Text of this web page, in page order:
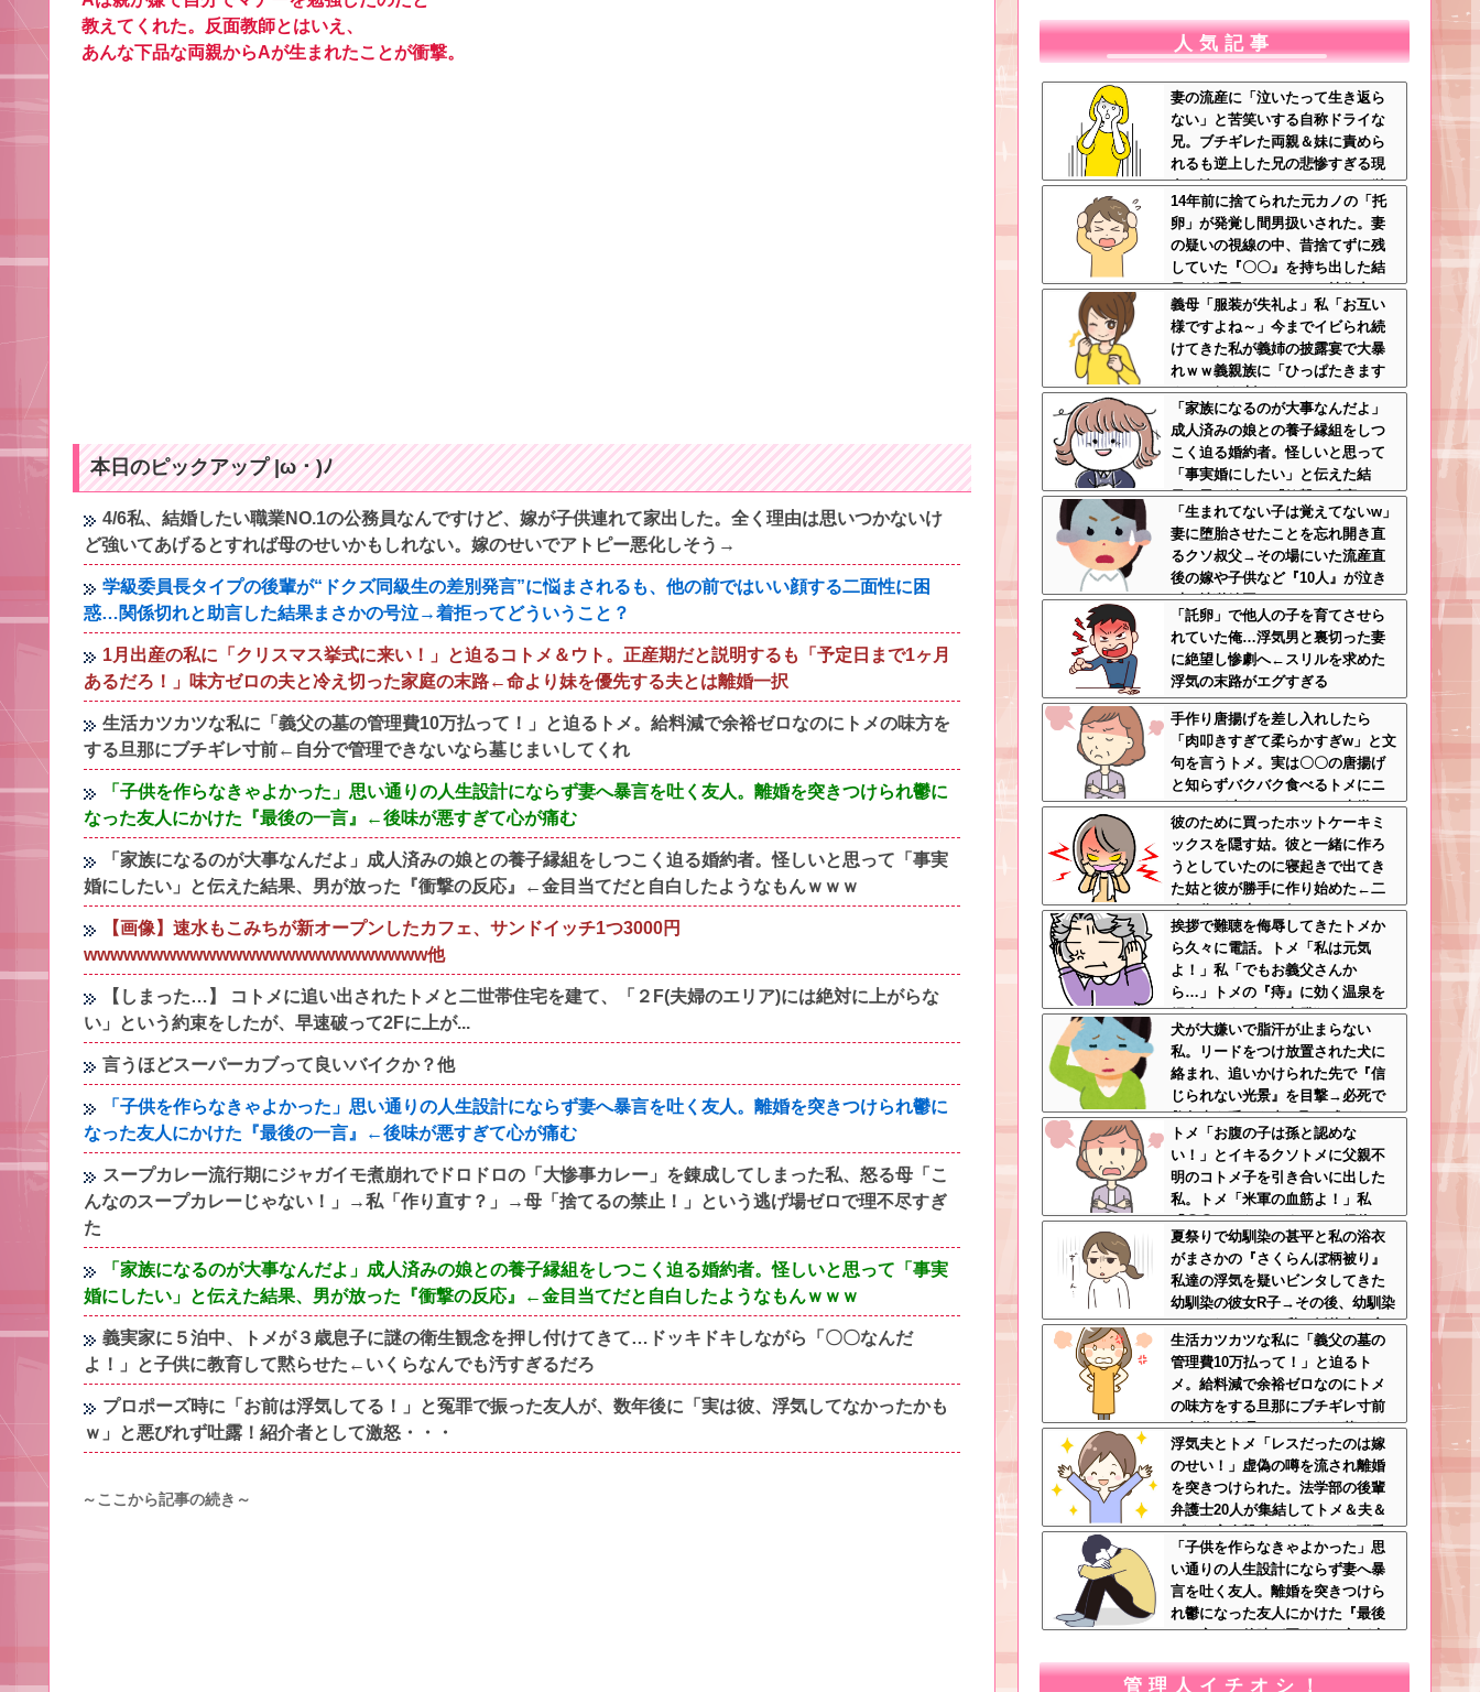
教えてくれた。反面教師とはいえ、
あんな下品な両親からAが生まれたことが衝撃。
本日のピックアップ |ω・)ﾉ
4/6私、結婚したい職業NO.1の公務員なんですけど、嫁が子供連れて家出した。全く理由は思いつかないけ
ど強いてあげるとすれば母のせいかもしれない。嫁のせいでアトピー悪化しそう→
学級委員長タイプの後輩が“ドクズ同級生の差別発言”に悩まされるも、他の前ではいい顔する二面性に困
惑…関係切れと助言した結果まさかの号泣→着拒ってどういうこと？
1月出産の私に「クリスマス挙式に来い！」と迫るコトメ＆ウト。正産期だと説明するも「予定日まで1ヶ月
あるだろ！」味方ゼロの夫と冷え切った家庭の末路←命より妹を優先する夫とは離婚一択
生活カツカツな私に「義父の墓の管理費10万払って！」と迫るトメ。給料減で余裕ゼロなのにトメの味方を
する旦那にブチギレ寸前←自分で管理できないなら墓じまいしてくれ
「子供を作らなきゃよかった」思い通りの人生設計にならず妻へ暴言を吐く友人。離婚を突きつけられ鬱に
なった友人にかけた『最後の一言』←後味が悪すぎて心が痛む
「家族になるのが大事なんだよ」成人済みの娘との養子縁組をしつこく迫る婚約者。怪しいと思って「事実
婚にしたい」と伝えた結果、男が放った『衝撃の反応』←金目当てだと自白したようなもんｗｗｗ
【画像】速水もこみちが新オープンしたカフェ、サンドイッチ1つ3000円
wwwwwwwwwwwwwwwwwwwwwwwwww他
【しまった…】 コトメに追い出されたトメと二世帯住宅を建て、「２F(夫婦のエリア)には絶対に上がらな
い」という約束をしたが、早速破って2Fに上が...
言うほどスーパーカブって良いバイクか？他
「子供を作らなきゃよかった」思い通りの人生設計にならず妻へ暴言を吐く友人。離婚を突きつけられ鬱に
なった友人にかけた『最後の一言』←後味が悪すぎて心が痛む
スープカレー流行期にジャガイモ煮崩れでドロドロの「大惨事カレー」を錬成してしまった私、怒る母「こ
んなのスープカレーじゃない！」→私「作り直す？」→母「捨てるの禁止！」という逃げ場ゼロで理不尽すぎ
た
「家族になるのが大事なんだよ」成人済みの娘との養子縁組をしつこく迫る婚約者。怪しいと思って「事実
婚にしたい」と伝えた結果、男が放った『衝撃の反応』←金目当てだと自白したようなもんｗｗｗ
義実家に５泊中、トメが３歳息子に謎の衛生観念を押し付けてきて…ドッキドキしながら「〇〇なんだ
よ！」と子供に教育して黙らせた←いくらなんでも汚すぎるだろ
プロポーズ時に「お前は浮気してる！」と冤罪で振った友人が、数年後に「実は彼、浮気してなかったかも
ｗ」と悪びれず吐露！紹介者として激怒・・・
～ここから記事の続き～
人気記事
妻の流産に「泣いたって生き返ら
ない」と苦笑いする自称ドライな
兄。ブチギレた両親＆妹に責めら
れるも逆上した兄の悲惨すぎる現
在←淡々としてるんじゃなくて単
なる冷血漢
14年前に捨てられた元カノの「托
卵」が発覚し間男扱いされた。妻
の疑いの視線の中、昔捨てずに残
していた『〇〇』を持ち出した結
果←修理屋のオッサンの技術力と
ノリが神すぎる
義母「服装が失礼よ」私「お互い
様ですよね～」今までイビられ続
けてきた私が義姉の披露宴で大暴
れｗｗ義親族に「ひっぱたきます
よ」と釘を刺したったｗｗｗ
「家族になるのが大事なんだよ」
成人済みの娘との養子縁組をしつ
こく迫る婚約者。怪しいと思って
「事実婚にしたい」と伝えた結
果、男が放った『衝撃の反応』←
金目当てだと自白したようなもん
ｗｗｗ
「生まれてない子は覚えてないw」
妻に堕胎させたことを忘れ開き直
るクソ叔父→その場にいた流産直
後の嫁や子供など『10人』が泣き
叫ぶ地獄絵図へ
「託卵」で他人の子を育てさせら
れていた俺…浮気男と裏切った妻
に絶望し惨劇へ←スリルを求めた
浮気の末路がエグすぎる
手作り唐揚げを差し入れしたら
「肉叩きすぎて柔らかすぎw」と文
句を言うトメ。実は〇〇の唐揚げ
と知らずバクバク食べるトメにニ
ヤニヤが止まらないｗｗ←大嫌い
な食材おいしく食べててワロタ
彼のために買ったホットケーキミ
ックスを隠す姑。彼と一緒に作ろ
うとしていたのに寝起きで出てき
た姑と彼が勝手に作り始めた←二
人で作る約束どこ行ったん…
挨拶で難聴を侮辱してきたトメか
ら久々に電話。トメ「私は元気
よ！」私「でもお義父さんか
ら…」トメの『痔』に効く温泉を
紹介してあげたら大発狂した←お
義父さんノリノリで温泉行ってて
草
犬が大嫌いで脂汗が止まらない
私。リードをつけ放置された犬に
絡まれ、追いかけられた先で『信
じられない光景』を目撃→必死で
救急車を呼ぶも犬と取り残され
て・・・
トメ「お腹の子は孫と認めな
い！」とイキるクソトメに父親不
明のコトメ子を引き合いに出した
私。トメ「米軍の血筋よ！」私
「〇〇じゃないですか」←得体の
知れない～はお前（コトメ）のと
ころだろｗ
夏祭りで幼馴染の甚平と私の浴衣
がまさかの『さくらんぼ柄被り』
私達の浮気を疑いビンタしてきた
幼馴染の彼女R子→その後、幼馴染
にフラれ、なぜか私の婚約者に突
撃ｗｗｗｗｗ
生活カツカツな私に「義父の墓の
管理費10万払って！」と迫るト
メ。給料減で余裕ゼロなのにトメ
の味方をする旦那にブチギレ寸前
←自分で管理できないなら墓じま
いしてくれ
浮気夫とトメ「レスだったのは嫁
のせい！」虚偽の噂を流され離婚
を突きつけられた。法学部の後輩
弁護士20人が集結してトメ＆夫＆
プリを完全撃破←後輩たちを可愛
がっていた恩が最高形で返ってき
た
「子供を作らなきゃよかった」思
い通りの人生設計にならず妻へ暴
言を吐く友人。離婚を突きつけら
れ鬱になった友人にかけた『最後
の一言』←後味が悪すぎて心が痛
管理人イチオシ！